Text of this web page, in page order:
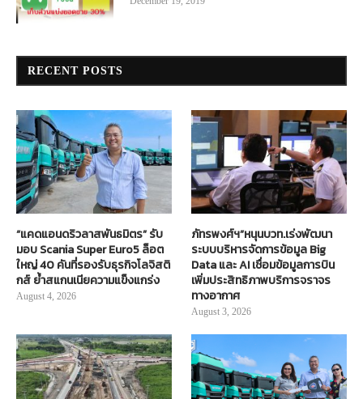
RECENT POSTS
“แคดแอนดริวลาสพันธมิตร” รับ
มอบ Scania Super Euro5 ล็อต
ใหญ่ 40 คันที่รองรับธุรกิจโลจิสติ
กส์ ย้ำสแกนเนียความแข็งแกร่ง
August 4, 2026
ภัทรพงศ์ฯ”หนุนบวท.เร่งพัฒนา
ระบบบริหารจัดการข้อมูล Big
Data และ AI เชื่อมข้อมูลการบิน
เพิ่มประสิทธิภาพบริการจราจร
ทางอากาศ
August 3, 2026